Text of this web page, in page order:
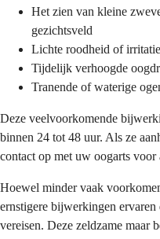
Het zien van kleine
gezichtsveld
Lichte roodheid of
Tijdelijk verhoogde
Tranende of waterige
Deze veelvoorkomende
binnen 24 tot 48 uur. Als ze
contact op met uw oogarts voor
Hoewel minder vaak
ernstigere bijwerkingen
vereisen. Deze zeldzame maar